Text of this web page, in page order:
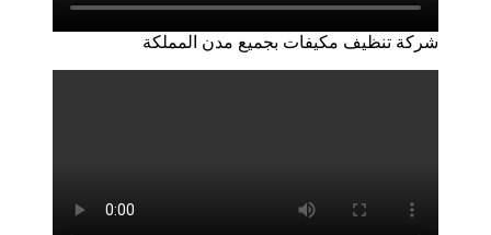
شركة تنظيف مكيفات بجميع مدن المملكة